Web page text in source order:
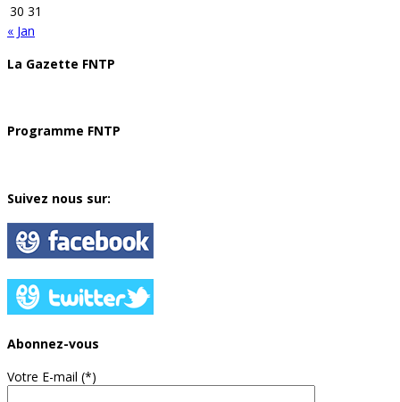
30 31
« Jan
La Gazette FNTP
Programme FNTP
Suivez nous sur:
Abonnez-vous
Votre E-mail (*)